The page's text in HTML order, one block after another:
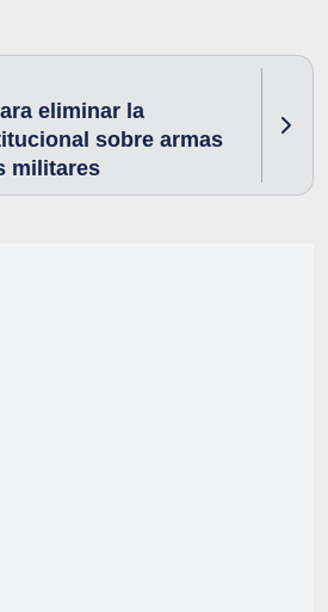
eliminar la
sobre armas
militares